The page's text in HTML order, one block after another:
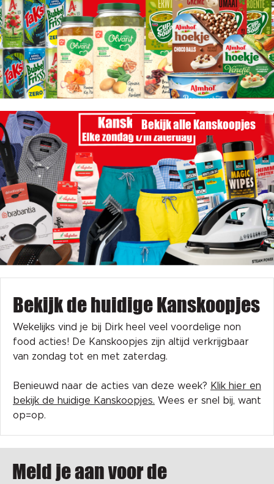
Bekijk alle Kanskoopjes
Bekijk de huidige Kanskoopjes
Wekelijks vind je bij Dirk heel veel voordelige non
food acties! De Kanskoopjes zijn altijd verkrijgbaar
van zondag tot en met zaterdag.
Benieuwd naar de acties van deze week? Klik hier en
bekijk de huidige Kanskoopjes. Wees er snel bij, want
op=op.
Meld je aan voor de